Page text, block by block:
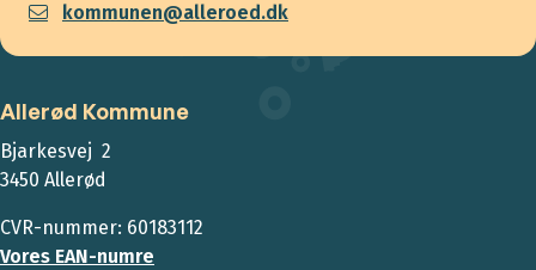
kommunen@alleroed.dk
Allerød Kommune
Bjarkesvej 2
3450 Allerød
CVR-nummer: 60183112
Vores EAN-numre